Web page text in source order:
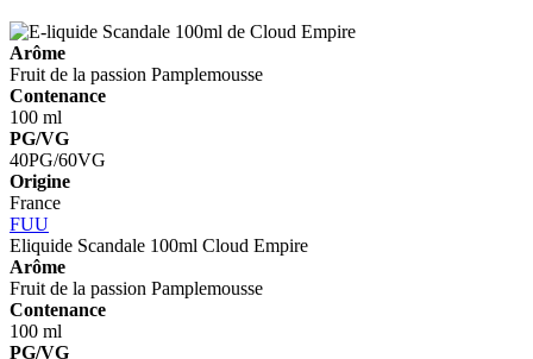
Arôme
Fruit de la passion Pamplemousse
Contenance
100 ml
PG/VG
40PG/60VG
Origine
France
FUU
Eliquide Scandale 100ml Cloud Empire
Arôme
Fruit de la passion Pamplemousse
Contenance
100 ml
PG/VG